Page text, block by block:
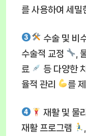
를 사용하여 세밀
수술 및 비
수술적 교정
,
료
등 다양한
율적 관리
를
재활 및 물
재활 프로그램